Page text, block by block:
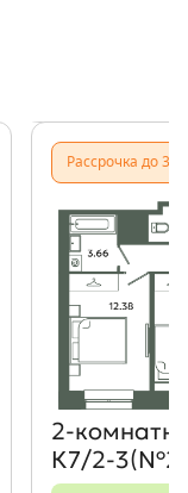
Рассрочка до
К7/2-